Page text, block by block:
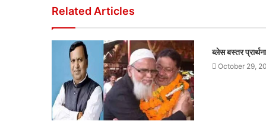
Related Articles
ब्लेस बस्तर
October 29,